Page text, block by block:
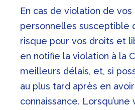
En cas de violation de vos
personnelles susceptible
risque pour vos droits et
en notifie la violation à la
meilleurs délais, et, si
au plus tard après en
connaissance.